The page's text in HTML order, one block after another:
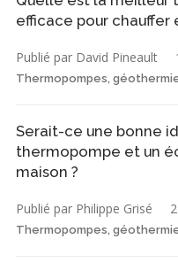
efficace pour chauffer
Publié par David Pineault
Thermopompes,
Serait-ce une bonne
thermopompe et un
maison ?
Publié par Philippe Grisé
Thermopompes,